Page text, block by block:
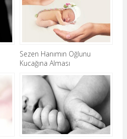
Sezen Hanımın Oğlunu
Kucağına Alması